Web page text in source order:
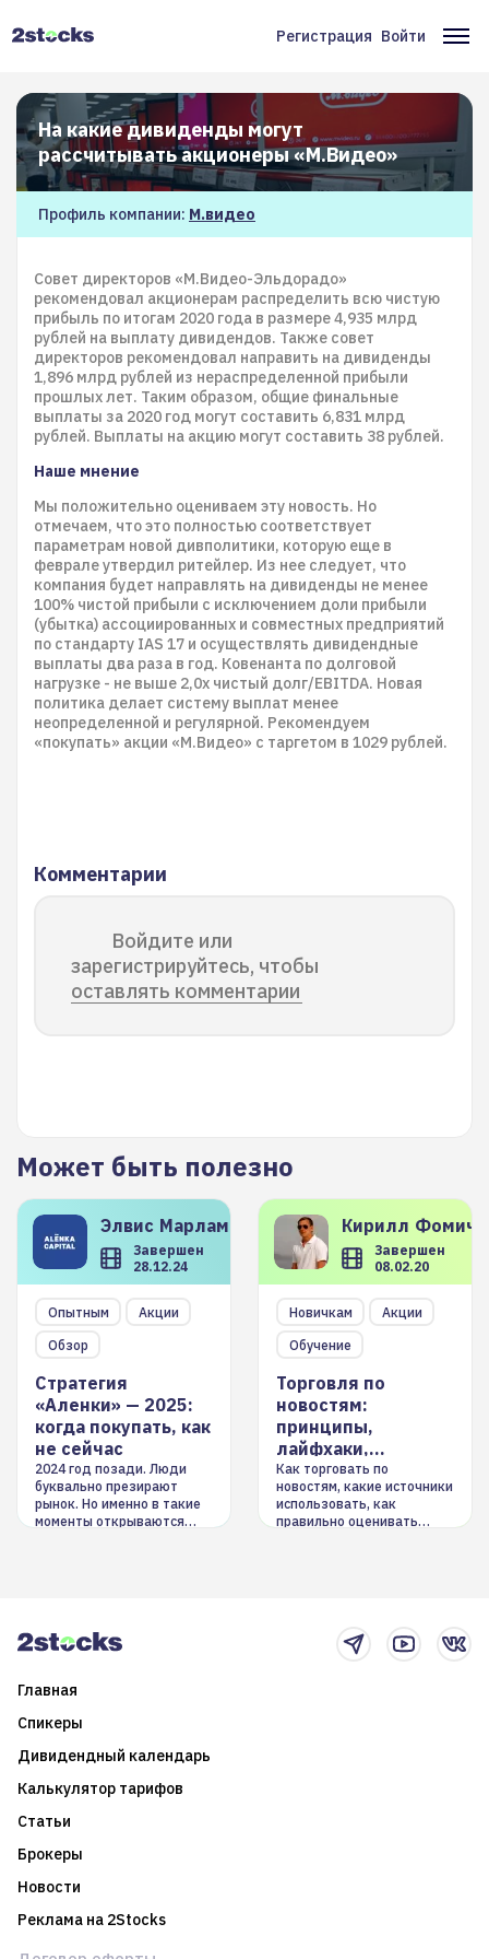
Меню
учётной
записи
пользователя
Регистрация Войти
На какие дивиденды могут
рассчитывать акционеры «М.Видео»
Профиль компании: М.видео
Совет директоров «М.Видео-Эльдорадо»
рекомендовал акционерам распределить всю чистую
прибыль по итогам 2020 года в размере 4,935 млрд
рублей на выплату дивидендов. Также совет
директоров рекомендовал направить на дивиденды
1,896 млрд рублей из нераспределенной прибыли
прошлых лет. Таким образом, общие финальные
выплаты за 2020 год могут составить 6,831 млрд
рублей. Выплаты на акцию могут составить 38 рублей.
Наше мнение
Мы положительно оцениваем эту новость. Но
отмечаем, что это полностью соответствует
параметрам новой дивполитики, которую еще в
феврале утвердил ритейлер. Из нее следует, что
компания будет направлять на дивиденды не менее
100% чистой прибыли с исключением доли прибыли
(убытка) ассоциированных и совместных предприятий
по стандарту IAS 17 и осуществлять дивидендные
выплаты два раза в год. Ковенанта по долговой
нагрузке - не выше 2,0х чистый долг/EBITDA. Новая
политика делает систему выплат менее
неопределенной и регулярной. Рекомендуем
«покупать» акции «М.Видео» с таргетом в 1029 рублей.
Комментарии
Войдите или
зарегистрируйтесь, чтобы
оставлять комментарии
Может быть полезно
Элвис Марламов
Завершен
28.12.24
Опытным
Акции
Обзор
Стратегия
«Аленки» — 2025:
когда покупать, как
не сейчас
2024 год позади. Люди
буквально презирают
рынок. Но именно в такие
моменты открываются
Кирилл
Завершен
08.02.20
Новичкам
Акции
Обучение
Торговля по
новостям:
принципы,
лайфхаки,
инструменты
Как торговать по
новостям, какие источники
использовать, как
правильно оценивать
Главная
Спикеры
Дивидендный календарь
Калькулятор тарифов
Статьи
Брокеры
Новости
Реклама на 2Stocks